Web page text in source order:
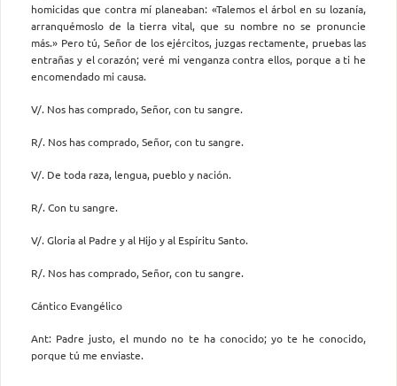
homicidas que contra mí planeaban: «Talemos el árbol en su lozanía,
arranquémoslo de la tierra vital, que su nombre no se pronuncie
más.» Pero tú, Señor de los ejércitos, juzgas rectamente, pruebas las
entrañas y el corazón; veré mi venganza contra ellos, porque a ti he
encomendado mi causa.
V/. Nos has comprado, Señor, con tu sangre.
R/. Nos has comprado, Señor, con tu sangre.
V/. De toda raza, lengua, pueblo y nación.
R/. Con tu sangre.
V/. Gloria al Padre y al Hijo y al Espíritu Santo.
R/. Nos has comprado, Señor, con tu sangre.
Cántico Evangélico
Ant: Padre justo, el mundo no te ha conocido; yo te he conocido,
porque tú me enviaste.